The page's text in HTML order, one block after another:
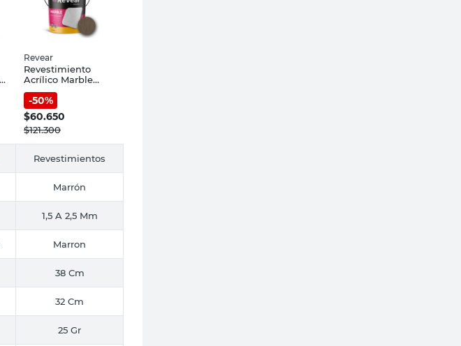
Revear
Revestimiento
Acrílico Marble
38x32 Cm Marrón
Habano Revear
-50%
$60.650
$121.300
Revestimientos
Marrón
1,5 A 2,5 Mm
Marron
38 Cm
32 Cm
25 Gr